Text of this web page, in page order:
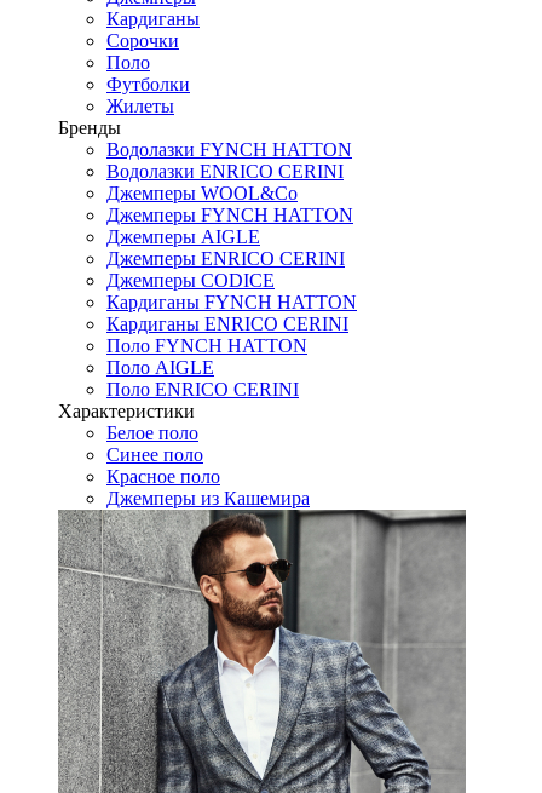
Кардиганы
Сорочки
Поло
Футболки
Жилеты
Бренды
Водолазки FYNCH HATTON
Водолазки ENRICO CERINI
Джемперы WOOL&Co
Джемперы FYNCH HATTON
Джемперы AIGLE
Джемперы ENRICO CERINI
Джемперы CODICE
Кардиганы FYNCH HATTON
Кардиганы ENRICO CERINI
Поло FYNCH HATTON
Поло AIGLE
Поло ENRICO CERINI
Характеристики
Белое поло
Синее поло
Красное поло
Джемперы из Кашемира